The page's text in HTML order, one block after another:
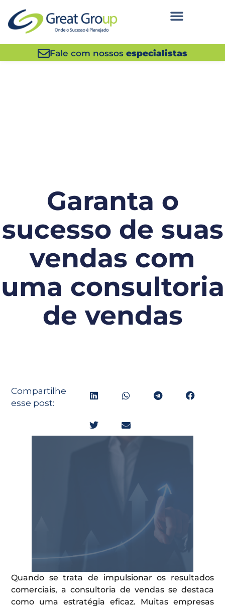
Fale com nossos especialistas
Garanta o
sucesso de suas
vendas com
uma consultoria
de vendas
Compartilhe
esse post:
Quando se trata de impulsionar os resultados
comerciais, a consultoria de vendas se destaca
como uma estratégia eficaz. Muitas empresas